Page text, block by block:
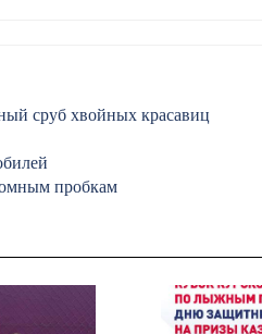
сруб хвойных красавиц
пробкам